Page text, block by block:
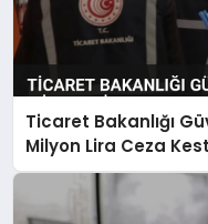
Ticaret Bakanlığı
Milyon Lira Ceza